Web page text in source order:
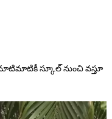
స్కూల్ నుంచి వ‌స్తూ